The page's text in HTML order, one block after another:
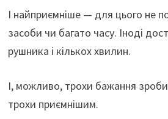
І найприємніше — для цього не
засоби чи багато часу. Іноді
рушника і кількох хвилин.
І, можливо, трохи бажання
трохи приємнішим.